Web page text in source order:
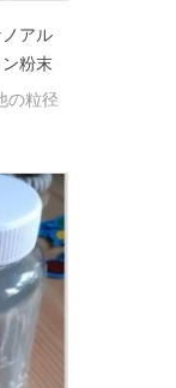
アル
粉末
の粒径